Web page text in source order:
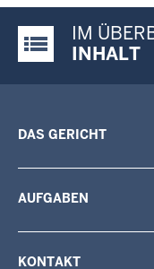
Justiz-Portal im
IM
INHALT
DAS GERICHT
AUFGABEN
KONTAKT